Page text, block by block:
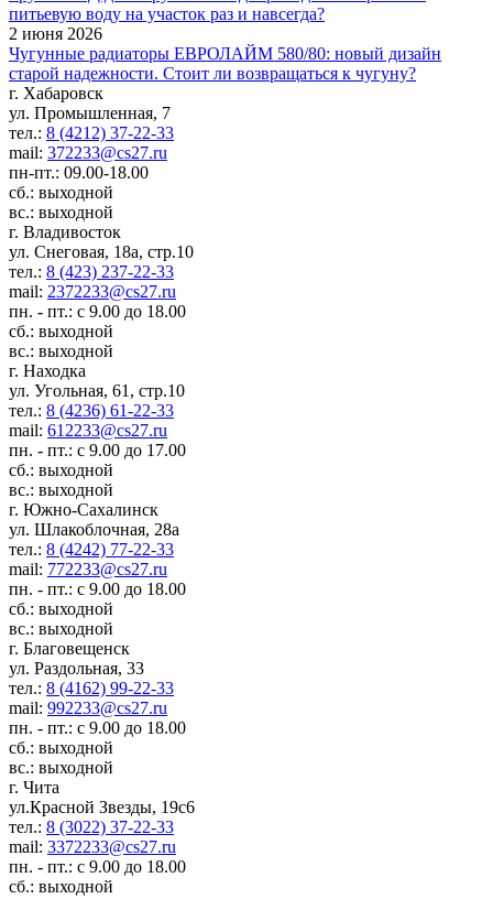
питьевую воду на участок раз и навсегда?
2 июня 2026
Чугунные радиаторы ЕВРОЛАЙМ 580/80: новый дизайн
старой надежности. Стоит ли возвращаться к чугуну?
г. Хабаровск
ул. Промышленная, 7
тел.: 8 (4212) 37-22-33
mail: 372233@cs27.ru
пн-пт.: 09.00-18.00
сб.: выходной
вс.: выходной
г. Владивосток
ул. Снеговая, 18а, стр.10
тел.: 8 (423) 237-22-33
mail: 2372233@cs27.ru
пн. - пт.: с 9.00 до 18.00
сб.: выходной
вс.: выходной
г. Находка
ул. Угольная, 61, стр.10
тел.: 8 (4236) 61-22-33
mail: 612233@cs27.ru
пн. - пт.: с 9.00 до 17.00
сб.: выходной
вс.: выходной
г. Южно-Сахалинск
ул. Шлакоблочная, 28а
тел.: 8 (4242) 77-22-33
mail: 772233@cs27.ru
пн. - пт.: с 9.00 до 18.00
сб.: выходной
вс.: выходной
г. Благовещенск
ул. Раздольная, 33
тел.: 8 (4162) 99-22-33
mail: 992233@cs27.ru
пн. - пт.: с 9.00 до 18.00
сб.: выходной
вс.: выходной
г. Чита
ул.Красной Звезды, 19с6
тел.: 8 (3022) 37-22-33
mail: 3372233@cs27.ru
пн. - пт.: с 9.00 до 18.00
сб.: выходной